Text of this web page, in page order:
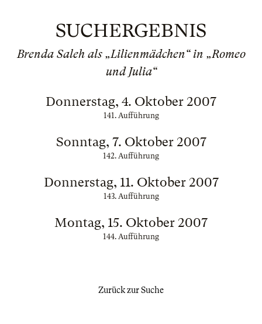
SUCHERGEBNIS
Brenda Saleh als „Lilienmädchen“ in „Romeo
und Julia“
Donnerstag, 4. Oktober 2007
141. Aufführung
Sonntag, 7. Oktober 2007
142. Aufführung
Donnerstag, 11. Oktober 2007
143. Aufführung
Montag, 15. Oktober 2007
144. Aufführung
Zurück zur Suche